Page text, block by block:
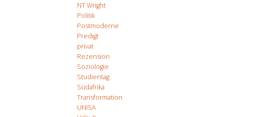
NT Wright
Politik
Postmoderne
Predigt
privat
Rezension
Soziologie
Studientag
Südafrika
Transformation
UNISA